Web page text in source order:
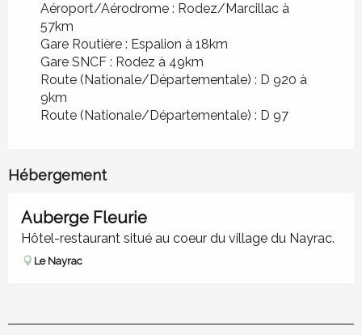
Aéroport/Aérodrome : Rodez/Marcillac à
57km
Gare Routière : Espalion à 18km
Gare SNCF : Rodez à 49km
Route (Nationale/Départementale) : D 920 à
9km
Route (Nationale/Départementale) : D 97
Hébergement
Auberge Fleurie
Hôtel-restaurant situé au coeur du village du Nayrac.
Le Nayrac